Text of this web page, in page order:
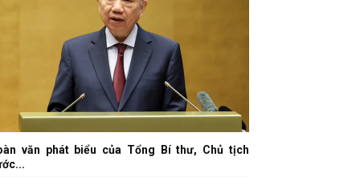
văn phát biểu của Tổng Bí thư, Chủ tịch